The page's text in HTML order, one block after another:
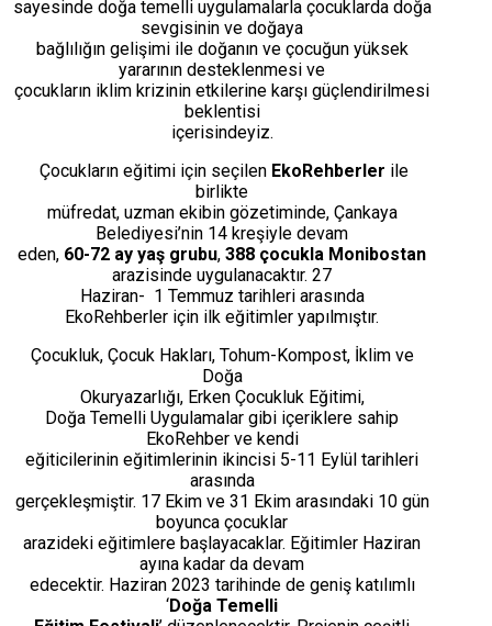
sayesinde doğa temelli uygulamalarla çocuklarda doğa
sevgisinin ve doğaya
bağlılığın gelişimi ile doğanın ve çocuğun yüksek
yararının desteklenmesi ve
çocukların iklim krizinin etkilerine karşı güçlendirilmesi
beklentisi
içerisindeyiz.
Çocukların eğitimi için seçilen EkoRehberler ile
birlikte
müfredat, uzman ekibin gözetiminde, Çankaya
Belediyesi’nin 14 kreşiyle devam
eden, 60-72 ay yaş grubu,388 çocukla Monibostan
arazisinde uygulanacaktır. 27
Haziran- 1 Temmuz tarihleri arasında
EkoRehberler için ilk eğitimler yapılmıştır.
Çocukluk, Çocuk Hakları, Tohum-Kompost, İklim ve
Doğa
Okuryazarlığı, Erken Çocukluk Eğitimi,
Doğa Temelli Uygulamalar gibi içeriklere sahip
EkoRehber ve kendi
eğiticilerinin eğitimlerinin ikincisi 5-11 Eylül tarihleri
arasında
gerçekleşmiştir. 17 Ekim ve 31 Ekim arasındaki 10 gün
boyunca çocuklar
arazideki eğitimlere başlayacaklar. Eğitimler Haziran
ayına kadar da devam
edecektir. Haziran 2023 tarihinde de geniş katılımlı
‘Doğa Temelli